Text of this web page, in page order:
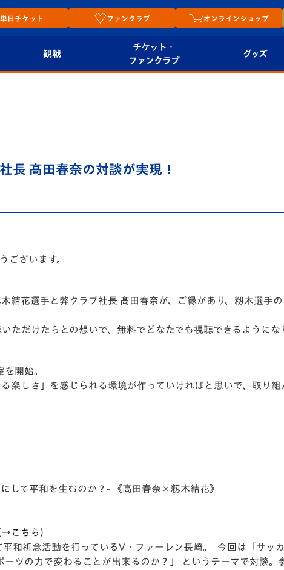
単日チケット ファンクラブ オンラインショップ
観戦
Revive Team
チケット・
ファンクラブ
グッズ
長 髙田春奈の対談が実現！
ございます。
結花選手と弊クラブ社長 髙田春奈が、ご縁があり、籾木選手
ただけたらとの想いで、無料でどなたでも視聴できるようにな
開始。
楽しさ」を感じられる環境が作っていければと思いで、取り組
して平和を生むのか？- 《高田春奈×籾木結花》
→ こちら ）
和祈念活動を行っているV・ファーレン長崎。 今回は「サッ
ツの力で変わることが出来るのか？」 というテーマで対談。